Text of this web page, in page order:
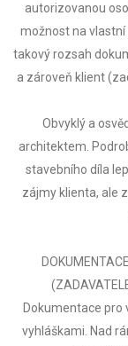
autorizovanou
možnost na
takový rozsah
a zároveň klient
Obvyklý a
architektem.
stavebního díla
zájmy klienta, ale
Dokumentace pro
vyhláškami. Nad